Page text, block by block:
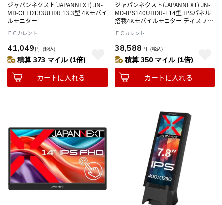
ジャパンネクスト(JAPANNEXT) JN-
MD-OLED133UHDR 13.3型 4Kモバイ
ルモニター
ＥＣカレント
41,049 円 （税込）
積算 373 マイル (1倍)
カートに入れる
ジャパンネクスト(JAPANNEXT) JN-
MD-IPS140UHDR-T 14型 IPSパネル
搭載4Kモバイルモニター ディスプレ
ＥＣカレント
38,588 円 （税込）
積算 350 マイル (1倍)
カートに入れる